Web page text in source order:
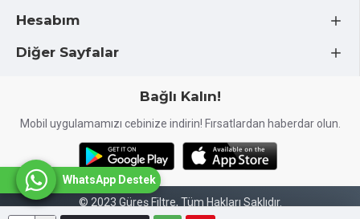
Hesabım
Diğer Sayfalar
Bağlı Kalın!
Mobil uygulamamızı cebinize indirin! Fırsatlardan haberdar olun.
© 2023 Güreş Filtre, Tüm Hakları Saklıdır.
WhatsApp Destek